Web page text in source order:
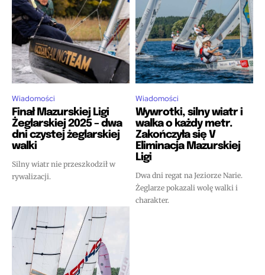
Wiadomości
Finał Mazurskiej Ligi
Żeglarskiej 2025 – dwa
dni czystej żeglarskiej
walki
Silny wiatr nie przeszkodził w
rywalizacji.
Wiadomości
Wywrotki, silny wiatr i
walka o każdy metr.
Zakończyła się V
Eliminacja Mazurskiej
Ligi
Dwa dni regat na Jeziorze Narie.
Żeglarze pokazali wolę walki i
charakter.